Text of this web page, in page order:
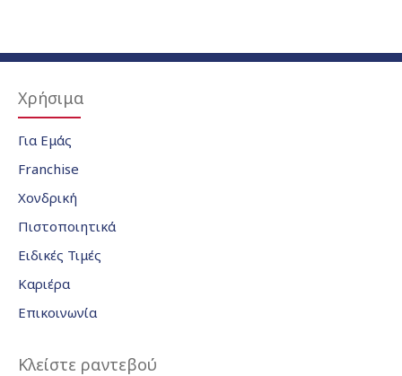
Χρήσιμα
Για Εμάς
Franchise
Χονδρική
Πιστοποιητικά
Ειδικές Τιμές
Καριέρα
Επικοινωνία
Κλείστε ραντεβού